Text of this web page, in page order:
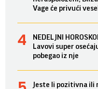
Vage će privući
NEDELJNI
Lavovi super
pobegao iz nje
Jeste li pozitivna ili